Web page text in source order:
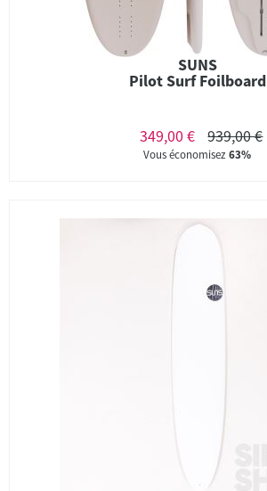
SUNS
Pilot Surf Foilboard
349,00 € 939,00 €
Vous économisez63%